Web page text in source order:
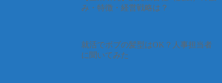
み・特徴・経営戦略は？
就活でボブの髪型はOK？人事担当者
に聞いてみた